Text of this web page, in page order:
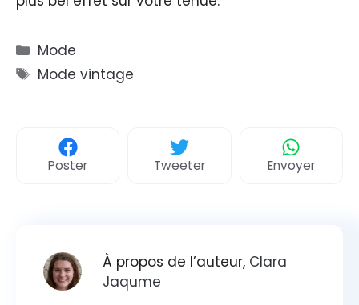
Catégories
Mode
Étiquettes
Mode vintage
Poster Tweeter Envoyer
À propos de l’auteur, Clara
Jaqume